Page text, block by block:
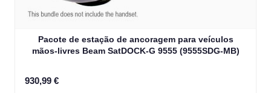
Pacote de estação de ancoragem para veículos
mãos-livres Beam SatDOCK-G 9555 (9555SDG-MB)
930,99 €